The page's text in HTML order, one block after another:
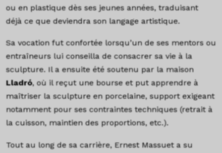
ou en plastique dès ses jeunes années, traduisant
déjà ce que deviendra son langage artistique.
Sa vocation fut confortée lorsqu’un de ses mentors ou
entraîneurs lui conseilla de consacrer sa vie à la
sculpture. Il a ensuite été soutenu par la maison
Lladró, où il reçut une bourse et put apprendre à
maîtriser la sculpture en porcelaine, support exigeant
notamment pour ses contraintes techniques (retrait à
la cuisson, maintien des proportions, etc.).
Tout au long de sa carrière, Ernest Massuet a su